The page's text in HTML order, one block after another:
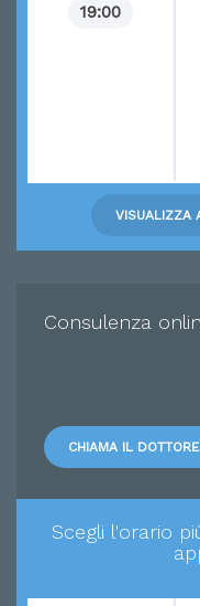
19:00
VISUALIZZA
Consulenza
CHIAMA IL DOTTORE
Scegli l'orario